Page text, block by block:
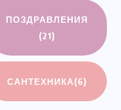
ПОЗДРАВЛЕНИЯ
(21)
САНТЕХНИКА(6)